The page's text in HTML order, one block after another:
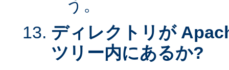
う。
ディレクトリが
ツリー内にあるか?